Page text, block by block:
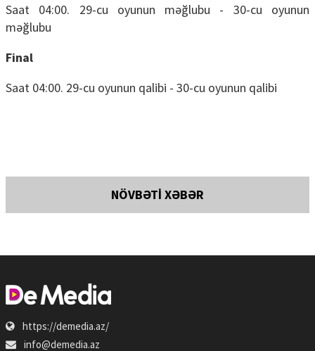
Saat 04:00. 29-cu oyunun məğlubu - 30-cu oyunun
məğlubu
Final
Saat 04:00. 29-cu oyunun qalibi - 30-cu oyunun qalibi
NÖVBƏTİ XƏBƏR
https://demedia.az/
info@demedia.az